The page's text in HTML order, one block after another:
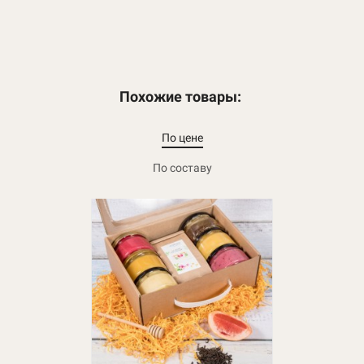
Похожие товары:
По цене
По составу